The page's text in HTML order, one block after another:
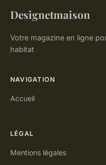
Designetmaison
Votre magazine en ligne
habitat
NAVIGATION
Accueil
LÉGAL
Mentions légales